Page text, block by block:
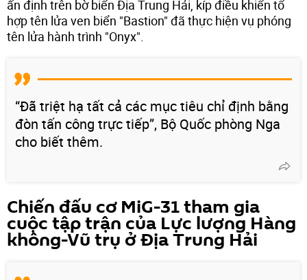
ấn định trên bờ biển Địa Trung Hải, kíp điều khiển tổ
hợp tên lửa ven biển "Bastion" đã thực hiện vụ phóng
tên lửa hành trình "Onyx".
“Đã triệt hạ tất cả các mục tiêu chỉ định bằng
đòn tấn công trực tiếp”, Bộ Quốc phòng Nga
cho biết thêm.
Chiến đấu cơ MiG-31 tham gia
cuộc tập trận của Lực lượng Hàng
không-Vũ trụ ở Địa Trung Hải